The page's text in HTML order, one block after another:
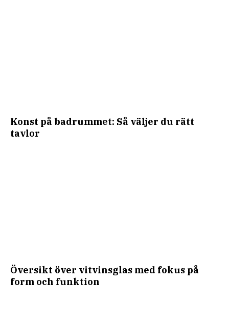
Konst på badrummet: Så väljer du rätt
tavlor
Översikt över vitvinsglas med fokus på
form och funktion